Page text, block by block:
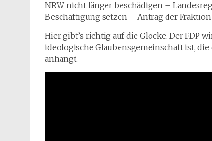
NRW nicht länger beschädigen –
Beschäftigung setzen – Antrag der Fraktion
Hier gibt’s richtig auf die Glocke. Der FDP
ideologische Glaubensgemeinschaft ist,
anhängt.